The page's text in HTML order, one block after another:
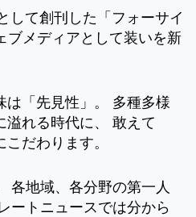
して創刊した「フォーサイ
ブメディアとして装いを新
は「先見性」。 多種多様
溢れる時代に、 敢えて
こだわります。
各地域、各分野の第一人
ートニュースでは分から